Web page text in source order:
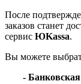
После
заказов станет
сервис ЮKassa.
Вы можете
-